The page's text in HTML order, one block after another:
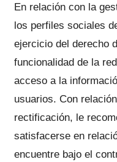
En relación con la
los perfiles sociales
ejercicio del derecho
funcionalidad de la
acceso a la
usuarios. Con
rectificación, le
satisfacerse en
encuentre bajo el